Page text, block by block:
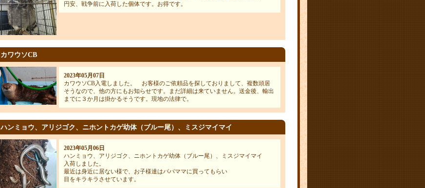
円安、戦争前に入荷した個体です。お得です。
カワウソCB
2023年05月07日
カワウソCB入電しました。 お客様のご依頼品を探しておりまして、複数頭居
そうなので、他の方にもお知らせです。まだ詳細は来ていません。送金後、輸出
までに３か月は掛かるそうです。現地の法律で。
ハンミョウ、アリジゴク、ニホントカゲ幼体（ブルー尾）、ミスジマイマイ
2023年05月06日
ハンミョウ、アリジゴク、ニホントカゲ幼体（ブルー尾）、ミスジマイマイ
入荷しました。
最近は身近に居ない様で、お子様達はパパママに買ってもらい
目をキラキラさせています。